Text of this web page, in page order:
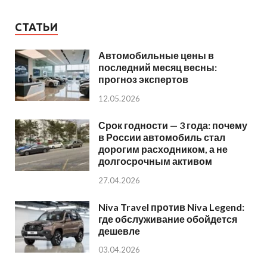
СТАТЬИ
Автомобильные цены в
последний месяц весны:
прогноз экспертов
12.05.2026
Срок годности — 3 года: почему
в России автомобиль стал
дорогим расходником, а не
долгосрочным активом
27.04.2026
Niva Travel против Niva Legend:
где обслуживание обойдется
дешевле
03.04.2026